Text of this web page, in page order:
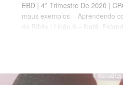
EBD | 4° Trimestre De 2020 |
maus exemplos – Aprendendo
da Bíblia | Lição 6 – Natã:
18.20 Não fale o que Deus não